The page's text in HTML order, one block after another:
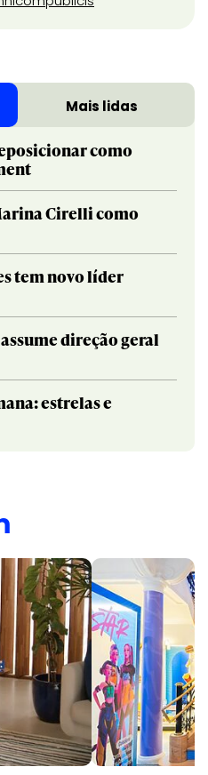
Mais lidas
como
Cirelli como
tem novo líder
direção geral
estrelas e